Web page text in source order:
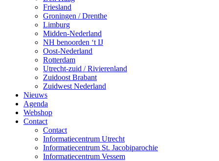
Friesland
Groningen / Drenthe
Limburg
Midden-Nederland
NH benoorden ‘t IJ
Oost-Nederland
Rotterdam
Utrecht-zuid / Rivierenland
Zuidoost Brabant
Zuidwest Nederland
Nieuws
Agenda
Webshop
Contact
Contact
Informatiecentrum Utrecht
Informatiecentrum St. Jacobiparochie
Informatiecentrum Vessem